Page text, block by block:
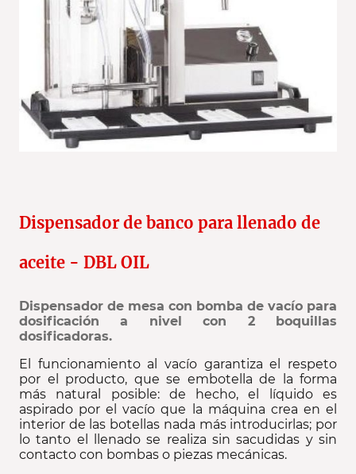
Dispensador de banco para llenado de
aceite - DBL OIL
Dispensador de mesa con bomba de vacío para
dosificación a nivel con 2 boquillas
dosificadoras.
El funcionamiento al vacío garantiza el respeto
por el producto, que se embotella de la forma
más natural posible: de hecho, el líquido es
aspirado por el vacío que la máquina crea en el
interior de las botellas nada más introducirlas; por
lo tanto el llenado se realiza sin sacudidas y sin
contacto con bombas o piezas mecánicas.